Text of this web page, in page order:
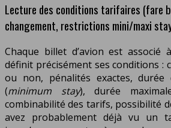
Lecture des conditions tarifaires (fare
changement, restrictions mini/maxi
Chaque billet d’avion est associé
définit précisément ses conditions :
ou non, pénalités exactes, durée
(minimum stay), durée
combinabilité des tarifs, possibilité
avez probablement déjà vu un